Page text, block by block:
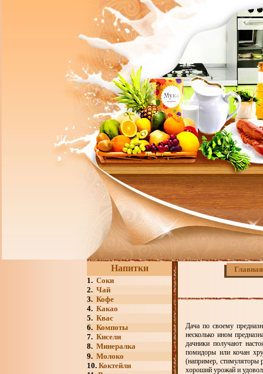
Напитки
1. Соки
2. Чай
3. Кофе
4. Какао
5. Квас
6. Компоты
7. Кисели
8. Минералка
9. Молоко
10. Коктейли
Главная
Дача по своему
несколько ином
дачники получают
помидоры или кочан
(например, стимуляторы
хороший урожай и